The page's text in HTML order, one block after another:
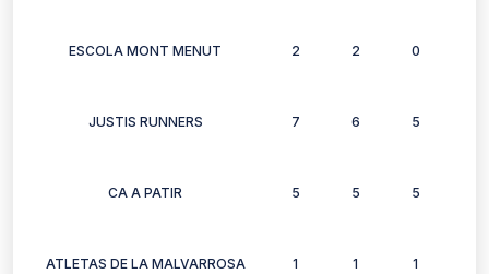
ESCOLA MONT MENUT 2 2 0
JUSTIS RUNNERS 7 6 5
CA A PATIR 5 5 5
ATLETAS DE LA MALVARROSA 1 1 1